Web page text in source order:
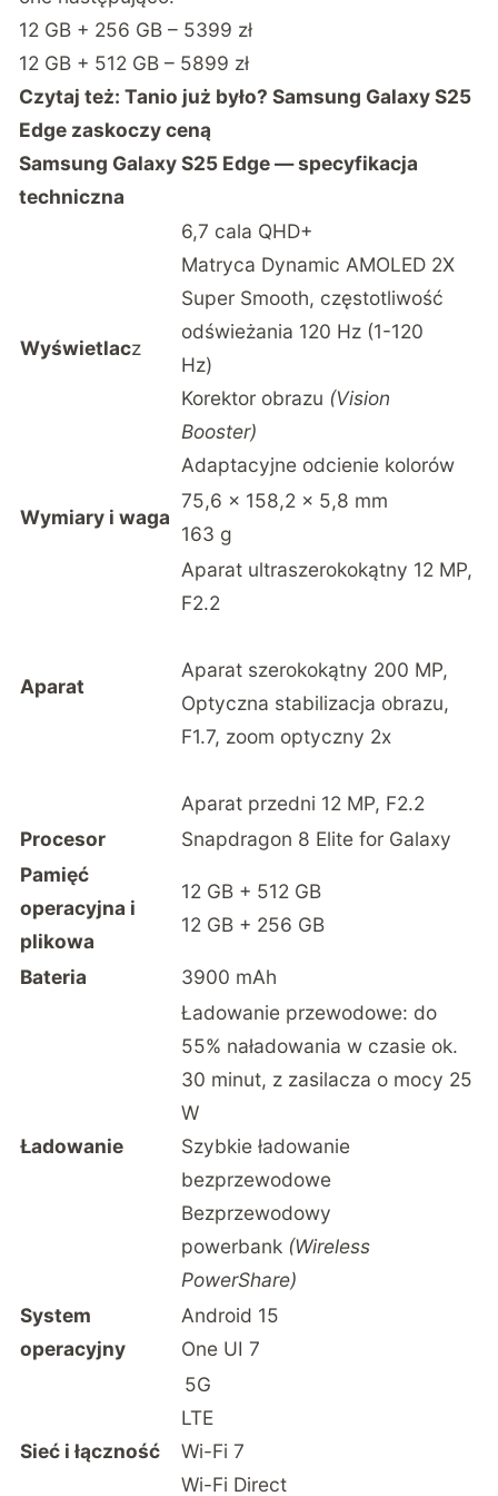
12 GB + 256 GB – 5399 zł
12 GB + 512 GB – 5899 zł
Czytaj też:Tanio już było? Samsung Galaxy S25
Edge zaskoczy ceną
Samsung Galaxy S25 Edge — specyfikacja
techniczna
Wyświetlacz
6,7 cala QHD+
Matryca Dynamic AMOLED 2X
Super Smooth, częstotliwość
odświeżania 120 Hz (1-120
Hz)
Korektor obrazu (Vision
Booster)
Adaptacyjne odcienie kolorów
Wymiary i waga
75,6 × 158,2 × 5,8 mm
163 g
Aparat
Aparat ultraszerokokątny 12 MP,
F2.2
Aparat szerokokątny 200 MP,
Optyczna stabilizacja obrazu,
F1.7, zoom optyczny 2x
Aparat przedni 12 MP, F2.2
Procesor
Snapdragon 8 Elite for Galaxy
Pamięć
operacyjna i
plikowa
12 GB + 512 GB
12 GB + 256 GB
Bateria 3900 mAh
Ładowanie
Ładowanie przewodowe: do
55% naładowania w czasie ok.
30 minut, z zasilacza o mocy 25
W
Szybkie ładowanie
bezprzewodowe
Bezprzewodowy
powerbank (Wireless
PowerShare)
System
operacyjny
Android 15
One UI 7
Sieć i łączność
5G
LTE
Wi-Fi 7
Wi-Fi Direct